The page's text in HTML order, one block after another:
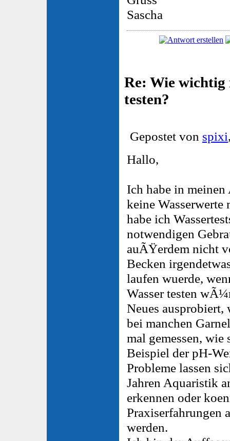
Sascha
Re: Wie wichtig
testen?
Gepostet von spixi
Hallo,
Ich habe in meinen
keine Wasserwerte
habe ich
notwendigen
auÃŸerdem nicht
Becken
laufen wuerde,
Wasser testen
Neues ausprobiert,
bei manchen
mal gemessen,
Beispiel der pH-
Probleme lassen
Jahren Aquaristik
erkennen oder
Praxiserfahrungen
werden.